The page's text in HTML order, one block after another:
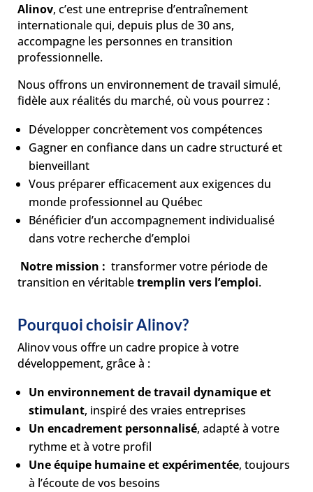
Alinov, c’est une entreprise d’entraînement
internationale qui, depuis plus de 30 ans,
accompagne les personnes en transition
professionnelle.
Nous offrons un environnement de travail simulé,
fidèle aux réalités du marché, où vous pourrez :
Développer concrètement vos compétences
Gagner en confiance dans un cadre structuré et
bienveillant
Vous préparer efficacement aux exigences du
monde professionnel au Québec
Bénéficier d’un accompagnement individualisé
dans votre recherche d’emploi
Notre mission : transformer votre période de
transition en véritabletremplin vers l’emploi.
Pourquoi choisir Alinov?
Alinov vous offre un cadre propice à votre
développement, grâce à :
Un environnement de travail dynamique et
stimulant, inspiré des vraies entreprises
Un encadrement personnalisé, adapté à votre
rythme et à votre profil
Une équipe humaine et expérimentée, toujours
à l’écoute de vos besoins